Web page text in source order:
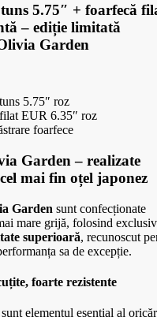
5.75″ + foarfecă
– ediție limitată
Garden
5.75″ roz
EUR 6.35″ roz
foarfece
Garden – realizate
mai fin oțel japonez
Garden sunt confecționate
mare grijă, folosind exclusiv
superioară, recunoscut
sa de excepție.
foarte rezistente
elementul esențial al